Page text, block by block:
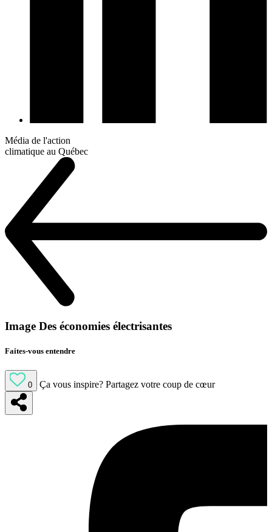
Média de l'action
climatique au Québec
Image Des économies électrisantes
Faites-vous entendre
0 Ça vous inspire? Partagez votre coup de cœur